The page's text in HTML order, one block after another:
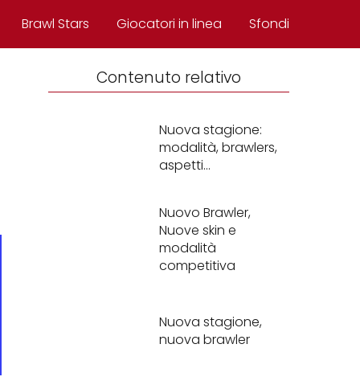
Brawl Stars Giocatori in linea Sfondi
Contenuto relativo
Nuova stagione:
modalità, brawlers,
aspetti...
Nuovo Brawler,
Nuove skin e
modalità
competitiva
Nuova stagione,
nuova brawler